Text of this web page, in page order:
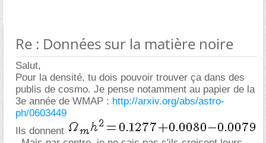
Re : Données sur la matière noire
Salut,
Pour la densité, tu dois pouvoir trouver ça dans des
publis de cosmo. Je pense notamment au papier de la
3e année de WMAP : http://arxiv.org/abs/astro-
ph/0603449
Ils donnent